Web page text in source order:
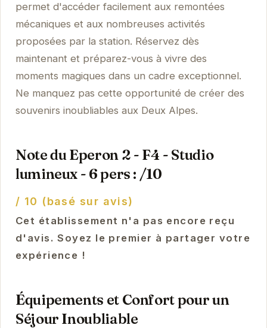
permet d'accéder facilement aux remontées
mécaniques et aux nombreuses activités
proposées par la station. Réservez dès
maintenant et préparez-vous à vivre des
moments magiques dans un cadre exceptionnel.
Ne manquez pas cette opportunité de créer des
souvenirs inoubliables aux Deux Alpes.
Note du Eperon 2 - F4 - Studio
lumineux - 6 pers : /10
/ 10 (basé sur avis)
Cet établissement n'a pas encore reçu
d'avis. Soyez le premier à partager votre
expérience !
Équipements et Confort pour un
Séjour Inoubliable